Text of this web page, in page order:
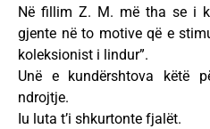
Në fillim Z. M. më tha se i
gjente në to motive që e
koleksionist i lindur”.
Unë e kundërshtova këtë
ndrojtje.
Iu luta t’i shkurtonte fjalët.